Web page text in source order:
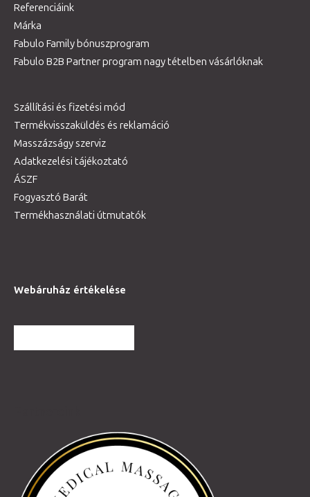
Referenciáink
Márka
Fabulo Family bónuszprogram
Fabulo B2B Partner program nagy tételben vásárlóknak
Szállítási és fizetési mód
Termékvisszaküldés és reklamáció
Masszázságy szerviz
Adatkezelési tájékoztató
ÁSZF
Fogyasztó Barát
Termékhasználati útmutatók
Webáruház értékelése